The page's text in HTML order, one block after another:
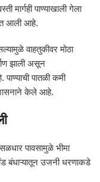
मार्गही पाण्याखाली गेला
आली आहे.
वाहतुकीवर मोठा
झाली असून
पातळी कमी
केले आहे.
पावसामुळे भीमा
बंधाऱ्यातून उजनी धरणाकडे